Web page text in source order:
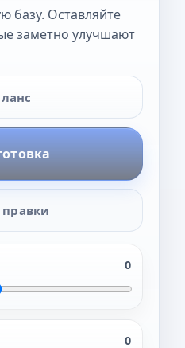
базу. Оставляйте
заметно улучшают
правки
0
0